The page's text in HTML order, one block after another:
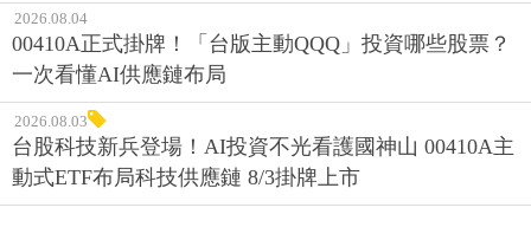
2026.08.04
00410A正式掛牌！「台版主動QQQ」投資哪些股票？
一次看懂AI供應鏈布局
2026.08.03
台股科技新兵登場！AI投資不光看護國神山 00410A主
動式ETF布局科技供應鏈 8/3掛牌上市